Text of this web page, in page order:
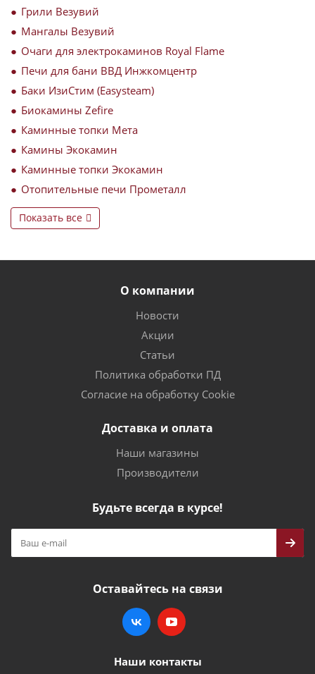
Грили Везувий
Мангалы Везувий
Очаги для электрокаминов Royal Flame
Печи для бани ВВД Инжкомцентр
Баки ИзиСтим (Easysteam)
Биокамины Zefire
Каминные топки Мета
Камины Экокамин
Каминные топки Экокамин
Отопительные печи Прометалл
Показать все
О компании
Новости
Акции
Статьи
Политика обработки ПД
Согласие на обработку Cookie
Доставка и оплата
Наши магазины
Производители
Будьте всегда в курсе!
Оставайтесь на связи
Наши контакты